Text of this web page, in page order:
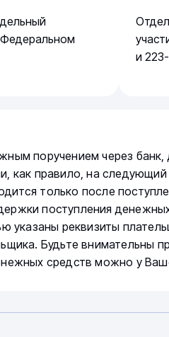
и
поручением через
как правило, на
только после
поступления
указаны реквизиты
Будьте внимательны
средств можно у